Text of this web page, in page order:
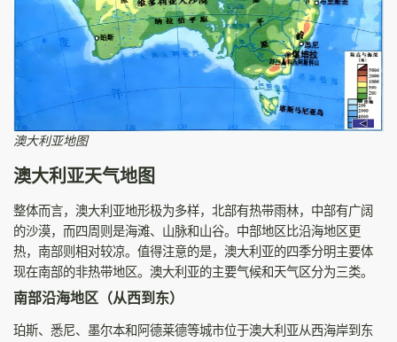
澳大利亚地图
澳大利亚天气地图
整体而言，澳大利亚地形极为多样，北部有热带雨林，中部有广阔
的沙漠，而四周则是海滩、山脉和山谷。中部地区比沿海地区更
热，南部则相对较凉。值得注意的是，澳大利亚的四季分明主要体
现在南部的非热带地区。澳大利亚的主要气候和天气区分为三类。
南部沿海地区（从西到东）
珀斯、悉尼、墨尔本和阿德莱德等城市位于澳大利亚从西海岸到东